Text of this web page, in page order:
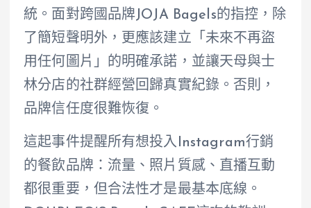
統。面對跨國品牌JOJA Bagels的指控，除
了簡短聲明外，更應該建立「未來不再盜
用任何圖片」的明確承諾，並讓天母與士
林分店的社群經營回歸真實紀錄。否則，
品牌信任度很難恢復。
這起事件提醒所有想投入Instagram行銷
的餐飲品牌：流量、照片質感、直播互動
都很重要，但合法性才是最基本底線。